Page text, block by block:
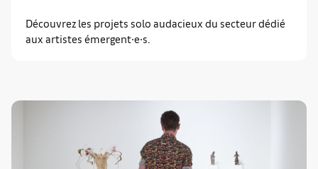
Découvrez les projets solo audacieux du secteur dédié
aux artistes émergent∙e∙s.